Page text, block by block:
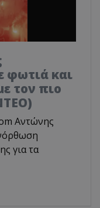
φωτιά και
τον πιο
Αντώνης
για τα